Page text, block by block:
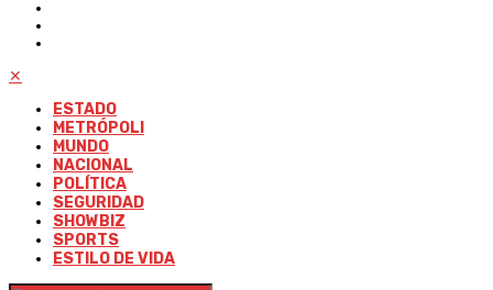
✕
ESTADO
METRÓPOLI
MUNDO
NACIONAL
POLÍTICA
SEGURIDAD
SHOWBIZ
SPORTS
ESTILO DE VIDA